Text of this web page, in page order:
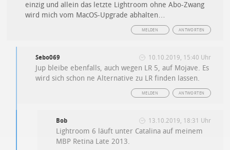
einzig und allein das letzte Lightroom ohne Abo-Zwang
wird mich vom MacOS-Upgrade abhalten…
ANTWORTEN
MELDEN
Sebo069 10.10.2019, 15:40 Uhr
Jup bleibe ebenfalls, auch wegen LR 5, auf Mojave. Es
wird sich schon ne Alternative zu LR finden lassen.
ANTWORTEN
MELDEN
Bob 13.10.2019, 18:31 Uhr
Lightroom 6 läuft unter Catalina auf meinem
MBP Retina Late 2013.